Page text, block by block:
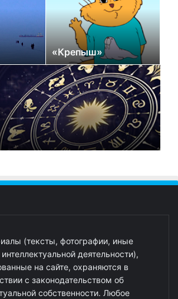
«Крепыш»
(тексты, фотографии, иные
деятельности),
на сайте, охраняются в
с законодательством об
собственности. Любое